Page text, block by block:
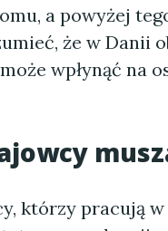
a powyżej
że w Danii
wpłynąć na
którzy pracują w